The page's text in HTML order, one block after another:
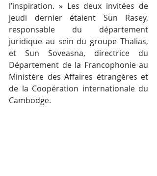
l’inspiration. » Les deux invitées de
jeudi dernier étaient Sun Rasey,
responsable du département
juridique au sein du groupe Thalias,
et Sun Soveasna, directrice du
Département de la Francophonie au
Ministère des Affaires étrangères et
de la Coopération internationale du
Cambodge.